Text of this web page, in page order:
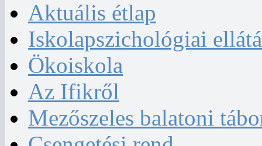
Aktuális étlap
Iskolapszichológiai
Ökoiskola
Az Ifikről
Mezőszeles balatoni